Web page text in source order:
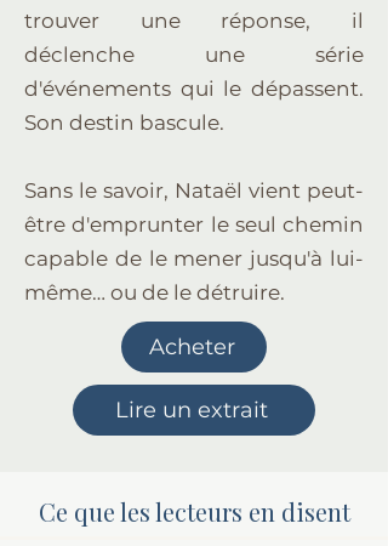
trouver une réponse, il
déclenche une série
d'événements qui le dépassent.
Son destin bascule.
Sans le savoir, Nataël vient peut-
être d'emprunter le seul chemin
capable de le mener jusqu'à lui-
même… ou de le détruire.
Acheter
Lire un extrait
Ce que les lecteurs en disent